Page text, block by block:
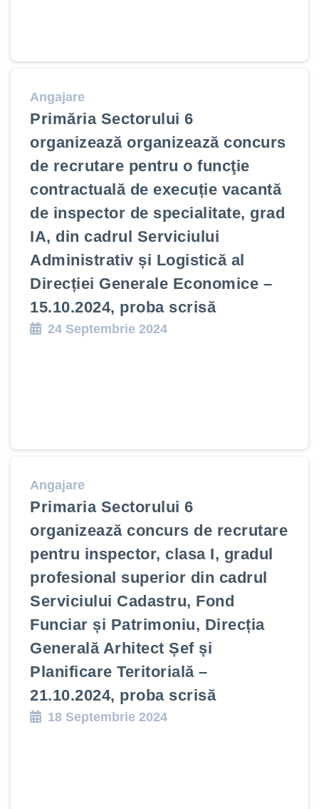
Angajare
Primăria Sectorului 6
organizează organizează concurs
de recrutare pentru o funcţie
contractuală de execuție vacantă
de inspector de specialitate, grad
IA, din cadrul Serviciului
Administrativ și Logistică al
Direcției Generale Economice –
15.10.2024, proba scrisă
24 Septembrie 2024
Angajare
Primaria Sectorului 6
organizează concurs de recrutare
pentru inspector, clasa I, gradul
profesional superior din cadrul
Serviciului Cadastru, Fond
Funciar și Patrimoniu, Direcția
Generală Arhitect Șef și
Planificare Teritorială –
21.10.2024, proba scrisă
18 Septembrie 2024